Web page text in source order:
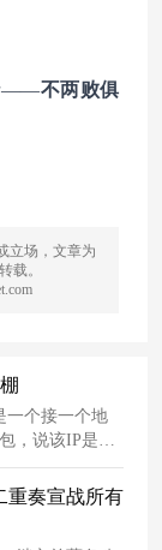
——不两败俱
立场，文章为
载。
一个接一个地
，说该IP是二
值后，麦当劳
重奏宣战所有